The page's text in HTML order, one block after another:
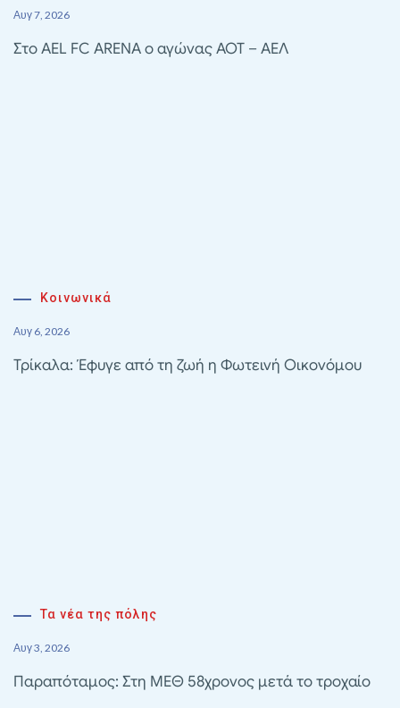
Αυγ 7, 2026
Στο AEL FC ARENA ο αγώνας ΑΟΤ – ΑΕΛ
Κοινωνικά
Αυγ 6, 2026
Τρίκαλα: Έφυγε από τη ζωή η Φωτεινή Οικονόμου
Τα νέα της πόλης
Αυγ 3, 2026
Παραπόταμος: Στη ΜΕΘ 58χρονος μετά το τροχαίο